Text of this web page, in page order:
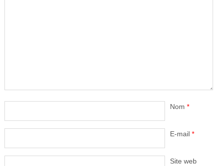
Nom *
E-mail *
Site web